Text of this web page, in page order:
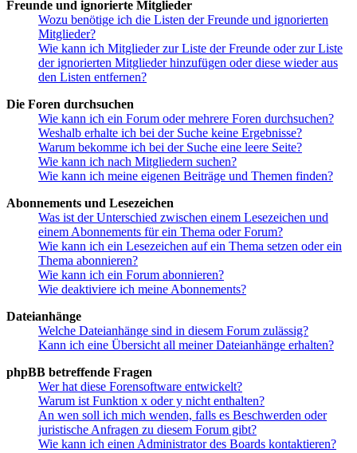
Freunde und ignorierte Mitglieder
Wozu benötige ich die Listen der Freunde und ignorierten
Mitglieder?
Wie kann ich Mitglieder zur Liste der Freunde oder zur Liste
der ignorierten Mitglieder hinzufügen oder diese wieder aus
den Listen entfernen?
Die Foren durchsuchen
Wie kann ich ein Forum oder mehrere Foren durchsuchen?
Weshalb erhalte ich bei der Suche keine Ergebnisse?
Warum bekomme ich bei der Suche eine leere Seite?
Wie kann ich nach Mitgliedern suchen?
Wie kann ich meine eigenen Beiträge und Themen finden?
Abonnements und Lesezeichen
Was ist der Unterschied zwischen einem Lesezeichen und
einem Abonnements für ein Thema oder Forum?
Wie kann ich ein Lesezeichen auf ein Thema setzen oder ein
Thema abonnieren?
Wie kann ich ein Forum abonnieren?
Wie deaktiviere ich meine Abonnements?
Dateianhänge
Welche Dateianhänge sind in diesem Forum zulässig?
Kann ich eine Übersicht all meiner Dateianhänge erhalten?
phpBB betreffende Fragen
Wer hat diese Forensoftware entwickelt?
Warum ist Funktion x oder y nicht enthalten?
An wen soll ich mich wenden, falls es Beschwerden oder
juristische Anfragen zu diesem Forum gibt?
Wie kann ich einen Administrator des Boards kontaktieren?